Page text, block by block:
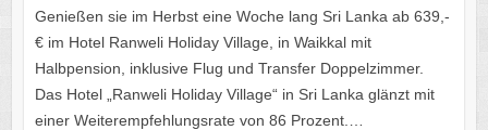
Genießen sie im Herbst eine Woche lang Sri Lanka ab 639,-
€ im Hotel Ranweli Holiday Village, in Waikkal mit
Halbpension, inklusive Flug und Transfer Doppelzimmer.
Das Hotel „Ranweli Holiday Village“ in Sri Lanka glänzt mit
einer Weiterempfehlungsrate von 86 Prozent.…